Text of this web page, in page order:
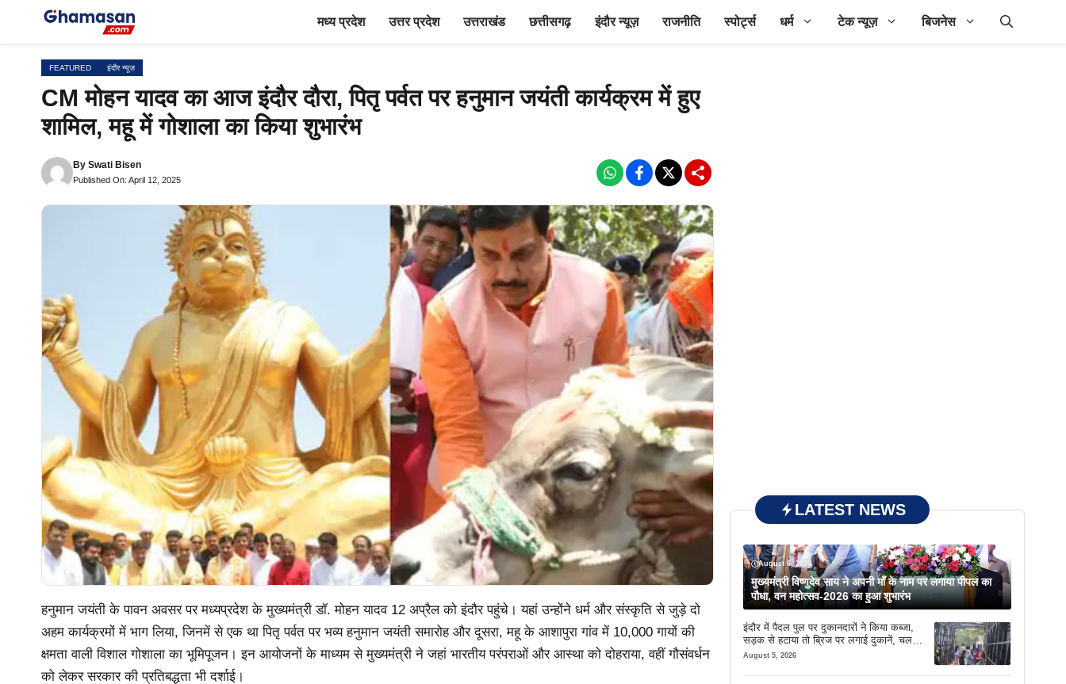
मध्य प्रदेश उत्तर प्रदेश उत्तराखंड छत्तीसगढ़ इंदौर न्यूज़ राजनीति स्पोर्ट्स धर्म टेक न्यूज़ बिजनेस
FEATURED इंदौर न्यूज़
CM मोहन यादव का आज इंदौर दौरा, पितृ पर्वत पर हनुमान जयंती कार्यक्रम में हुए
शामिल, महू में गोशाला का किया शुभारंभ
By Swati Bisen
Published On: April 12, 2025
हनुमान जयंती के पावन अवसर पर मध्यप्रदेश के मुख्यमंत्री डॉ. मोहन यादव 12 अप्रैल को इंदौर पहुंचे। यहां उन्होंने धर्म और संस्कृति से जुड़े दो
अहम कार्यक्रमों में भाग लिया, जिनमें से एक था पितृ पर्वत पर भव्य हनुमान जयंती समारोह और दूसरा, महू के आशापुरा गांव में 10,000 गायों की
क्षमता वाली विशाल गोशाला का भूमिपूजन। इन आयोजनों के माध्यम से मुख्यमंत्री ने जहां भारतीय परंपराओं और आस्था को दोहराया, वहीं गौसंवर्धन
को लेकर सरकार की प्रतिबद्धता भी दर्शाई।
LATEST NEWS
August 6, 2026
मुख्यमंत्री विष्णुदेव साय ने अपनी माँ के नाम पर लगाया पीपल का
पौधा, वन महोत्सव-2026 का हुआ शुभारंभ
इंदौर में पैदल पुल पर दुकानदारों ने किया कब्जा,
सड़क से हटाया तो ब्रिज पर लगाई दुकानें, चलने
की जगह भी नहीं मिल रही
August 5, 2026